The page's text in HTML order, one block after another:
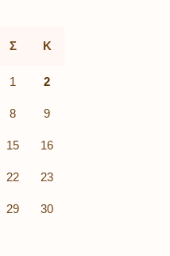
Σ Κ
1 2
8 9
15 16
22 23
29 30